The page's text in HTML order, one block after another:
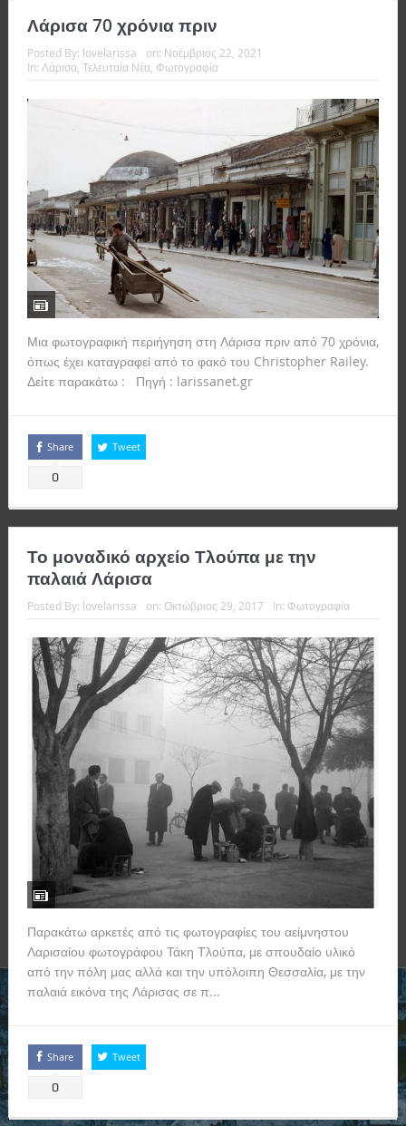
Λάρισα 70 χρόνια πριν
Posted By: lovelarissa on: Νοέμβριος 22, 2021
In: Λάρισα, Τελευταία Νέα, Φωτογραφία
Μια φωτογραφική περιήγηση στη Λάρισα πριν από 70 χρόνια,
όπως έχει καταγραφεί από το φακό του Christopher Railey.
Δείτε παρακάτω : Πηγή : larissanet.gr
Share
0
Tweet
Το μοναδικό αρχείο Τλούπα με την
παλαιά Λάρισα
Posted By: lovelarissa on: Οκτώβριος 29, 2017 In: Φωτογραφία
Παρακάτω αρκετές από τις φωτογραφίες του αείμνηστου
Λαρισαίου φωτογράφου Τάκη Τλούπα, με σπουδαίο υλικό
από την πόλη μας αλλά και την υπόλοιπη Θεσσαλία, με την
παλαιά εικόνα της Λάρισας σε π...
Share
0
Tweet